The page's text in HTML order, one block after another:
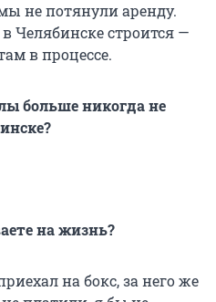
не потянули аренду.
Челябинске строится —
в процессе.
больше никогда не
на жизнь?
на бокс, за него же